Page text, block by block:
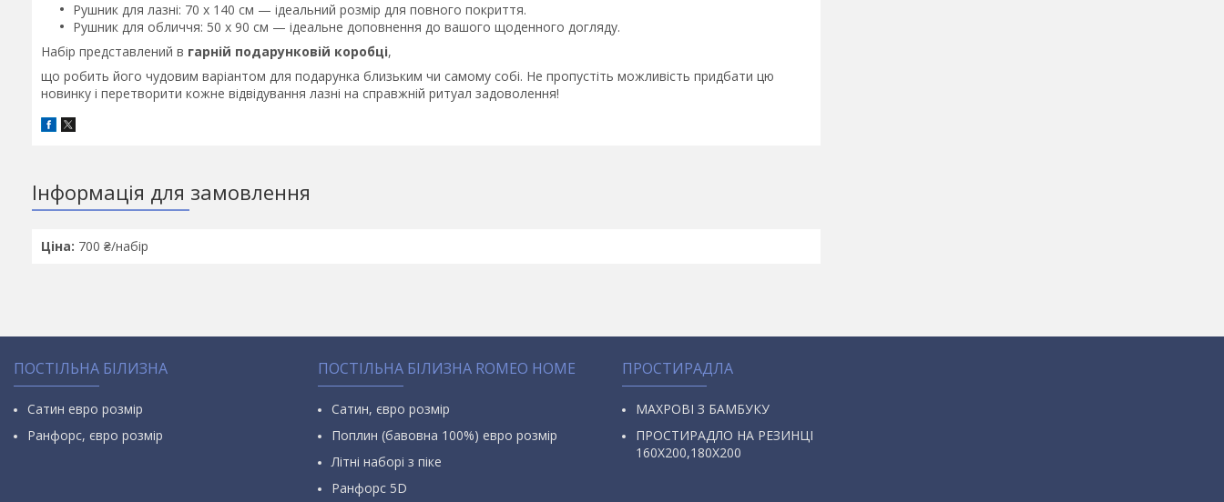
Рушник для лазні: 70 x 140 см — ідеальний розмір для повного покриття.
Рушник для обличчя: 50 x 90 см — ідеальне доповнення до вашого щоденного догляду.
Набір представлений в гарній подарунковій коробці,
що робить його чудовим варіантом для подарунка близьким чи самому собі. Не пропустіть можливість придбати цю
новинку і перетворити кожне відвідування лазні на справжній ритуал задоволення!
Інформація для замовлення
Ціна: 700 ₴/набір
ПОСТІЛЬНА БІЛИЗНА
Сатин евро розмір
Ранфорс, євро розмір
ПОСТІЛЬНА БІЛИЗНА ROMEO HOME
Сатин, євро розмір
Поплин (бавовна 100%) евро розмір
Літні наборі з піке
Ранфорс 5D
ПРОСТИРАДЛА
МАХРОВІ З БАМБУКУ
ПРОСТИРАДЛО НА РЕЗИНЦІ
160Х200,180Х200